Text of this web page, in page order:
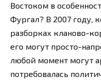
Востоком в
Фургал? В 2007 году,
разборках кланово-
его могут просто-
любой момент могут
потребовалась